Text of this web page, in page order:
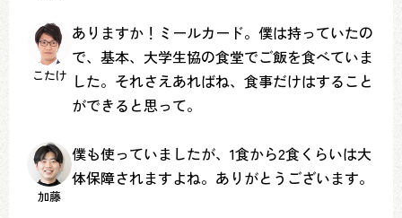
こたけ
ありますか！ミールカード。僕は持っていたの
で、基本、大学生協の食堂でご飯を食べていま
した。それさえあればね、食事だけはすること
ができると思って。
加藤
僕も使っていましたが、1食から2食くらいは大
体保障されますよね。ありがとうございます。